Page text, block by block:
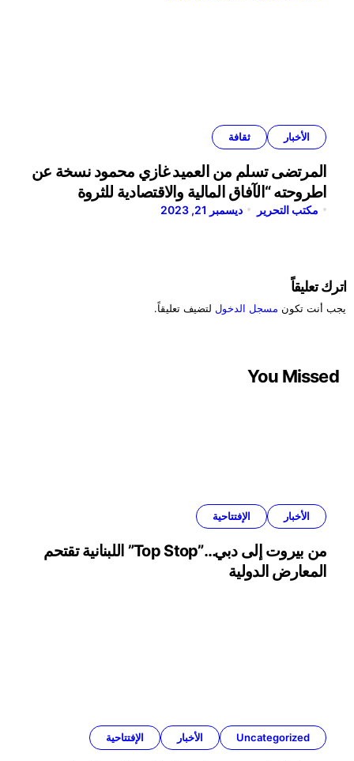
الأخبار ثقافة
المرتضى تسلم من العميد غازي محمود نسخة عن
اطروحته “الآفاق المالية والاقتصادية للثروة
النفطية”
مكتب التحرير ديسمبر 21, 2023
اترك تعليقاً
يجب أنت تكون مسجل الدخول لتضيف تعليقاً.
You Missed
الأخبار الإفتتاحية
من بيروت إلى دبي…”Top Stop” اللبنانية تقتحم
المعارض الدولية
Uncategorized الأخبار الإفتتاحية